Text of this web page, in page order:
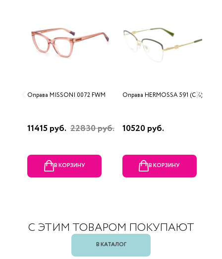
Оправа MISSONI 0072 FWM
11415 руб. 22830 руб.
В КОРЗИНУ
Оправа HERMOSSA 591 (C 4)
10520 руб.
В КОРЗИНУ
С ЭТИМ ТОВАРОМ ПОКУПАЮТ
В КАТАЛОГ